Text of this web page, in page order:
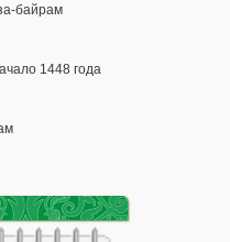
байрам
1448 года